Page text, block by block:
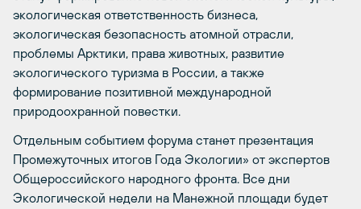
экологическая ответственность бизнеса,
экологическая безопасность атомной отрасли,
проблемы Арктики, права животных, развитие
экологического туризма в России, а также
формирование позитивной международной
природоохранной повестки.
Отдельным событием форума станет презентация
Промежуточных итогов Года Экологии» от экспертов
Общероссийского народного фронта. Все дни
Экологической недели на Манежной площади будет